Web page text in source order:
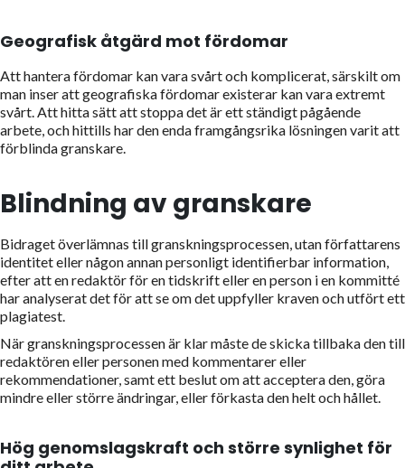
Geografisk åtgärd mot fördomar
Att hantera fördomar kan vara svårt och komplicerat, särskilt om
man inser att geografiska fördomarexisterar kan vara extremt
svårt. Att hitta sätt att stoppa det är ett ständigt pågående
arbete, och hittills har den enda framgångsrika lösningen varit att
förblinda granskare.
Blindning av granskare
Bidraget överlämnas till granskningsprocessen, utan författarens
identitet eller någon annan personligt identifierbar information,
efter att en redaktör för en tidskrift eller en person i en kommitté
har analyserat det för att se om det uppfyller kraven och utfört ett
plagiatest.
När granskningsprocessen är klar måste de skicka tillbaka den till
redaktören eller personen med kommentarer eller
rekommendationer, samt ett beslut om att acceptera den, göra
mindre eller större ändringar, eller förkasta den helt och hållet.
Hög genomslagskraft och större synlighet för